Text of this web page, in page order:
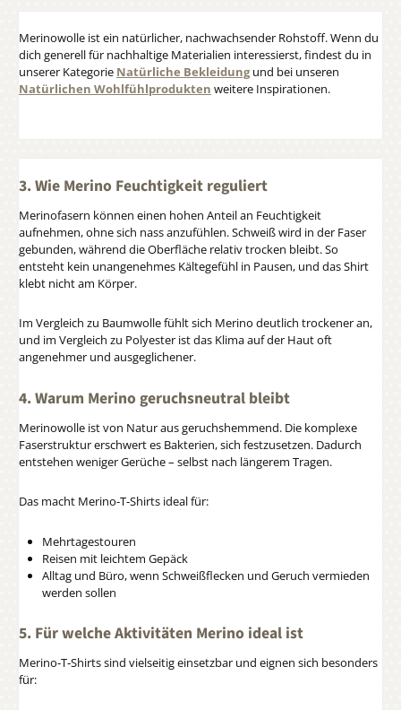
Merinowolle ist ein natürlicher, nachwachsender Rohstoff. Wenn du
dich generell für nachhaltige Materialien interessierst, findest du in
unserer Kategorie Natürliche Bekleidung und bei unseren
Natürlichen Wohlfühlprodukten weitere Inspirationen.
3. Wie Merino Feuchtigkeit reguliert
Merinofasern können einen hohen Anteil an Feuchtigkeit
aufnehmen, ohne sich nass anzufühlen. Schweiß wird in der Faser
gebunden, während die Oberfläche relativ trocken bleibt. So
entsteht kein unangenehmes Kältegefühl in Pausen, und das Shirt
klebt nicht am Körper.
Im Vergleich zu Baumwolle fühlt sich Merino deutlich trockener an,
und im Vergleich zu Polyester ist das Klima auf der Haut oft
angenehmer und ausgeglichener.
4. Warum Merino geruchsneutral bleibt
Merinowolle ist von Natur aus geruchshemmend. Die komplexe
Faserstruktur erschwert es Bakterien, sich festzusetzen. Dadurch
entstehen weniger Gerüche – selbst nach längerem Tragen.
Das macht Merino‑T‑Shirts ideal für:
Mehrtagestouren
Reisen mit leichtem Gepäck
Alltag und Büro, wenn Schweißflecken und Geruch vermieden
werden sollen
5. Für welche Aktivitäten Merino ideal ist
Merino‑T‑Shirts sind vielseitig einsetzbar und eignen sich besonders
für: